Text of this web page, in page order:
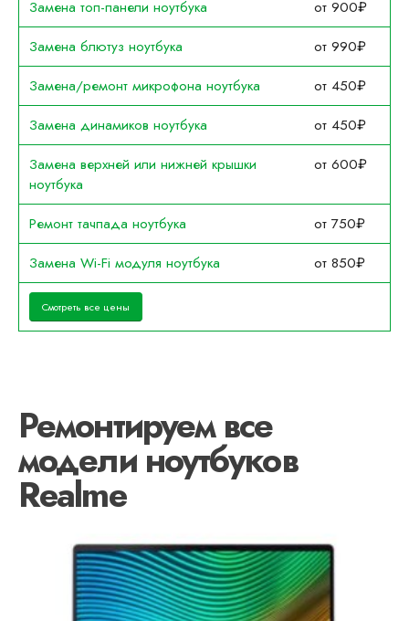
Замена топ-панели ноутбука
от 900₽
Замена блютуз ноутбука
от 990₽
Замена/ремонт микрофона ноутбука
от 450₽
Замена динамиков ноутбука
от 450₽
Замена верхней или нижней крышки
ноутбука
от 600₽
Ремонт тачпада ноутбука
от 750₽
Замена Wi-Fi модуля ноутбука
от 850₽
Смотреть все цены
Ремонтируем все
модели ноутбуков
Realme